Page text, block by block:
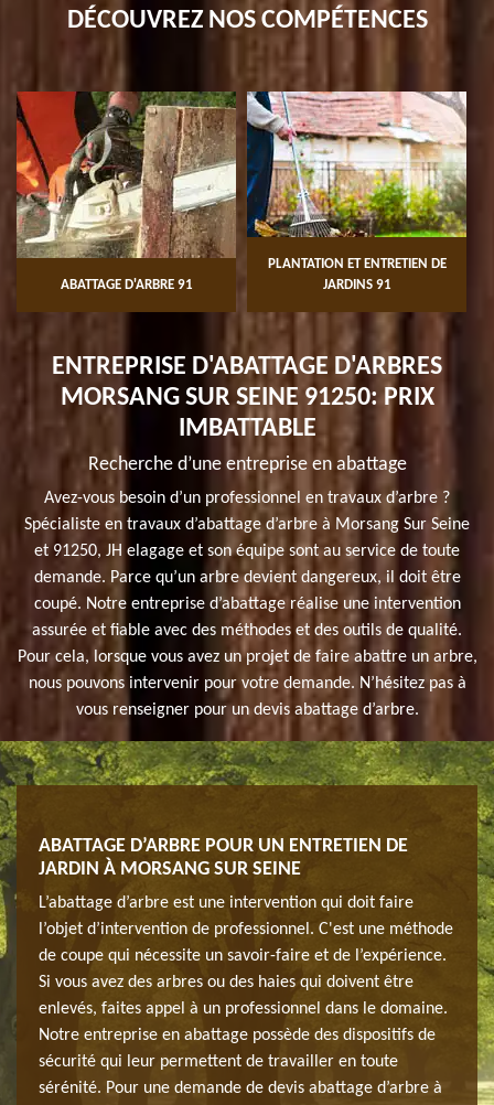
DÉCOUVREZ NOS COMPÉTENCES
ABATTAGE D'ARBRE 91
PLANTATION ET ENTRETIEN DE
JARDINS 91
ENTREPRISE D'ABATTAGE D'ARBRES
MORSANG SUR SEINE 91250: PRIX
IMBATTABLE
Recherche d’une entreprise en abattage
Avez-vous besoin d’un professionnel en travaux d’arbre ?
Spécialiste en travaux d’abattage d’arbre à Morsang Sur Seine
et 91250, JH elagage et son équipe sont au service de toute
demande. Parce qu’un arbre devient dangereux, il doit être
coupé. Notre entreprise d’abattage réalise une intervention
assurée et fiable avec des méthodes et des outils de qualité.
Pour cela, lorsque vous avez un projet de faire abattre un arbre,
nous pouvons intervenir pour votre demande. N’hésitez pas à
vous renseigner pour un devis abattage d’arbre.
ABATTAGE D’ARBRE POUR UN ENTRETIEN DE
JARDIN À MORSANG SUR SEINE
L’abattage d’arbre est une intervention qui doit faire
l’objet d’intervention de professionnel. C'est une méthode
de coupe qui nécessite un savoir-faire et de l’expérience.
Si vous avez des arbres ou des haies qui doivent être
enlevés, faites appel à un professionnel dans le domaine.
Notre entreprise en abattage possède des dispositifs de
sécurité qui leur permettent de travailler en toute
sérénité. Pour une demande de devis abattage d’arbre à
s’il
les